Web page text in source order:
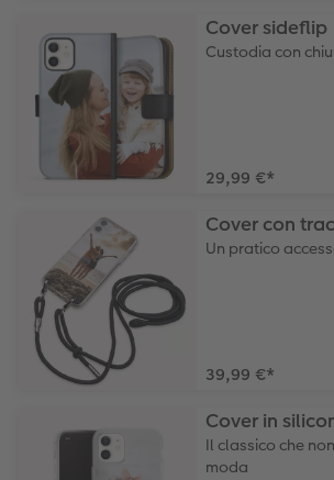
Cover sideflip
Custodia con
29,99 €*
Cover con
Un pratico
39,99 €*
Cover in
Il classico che
moda